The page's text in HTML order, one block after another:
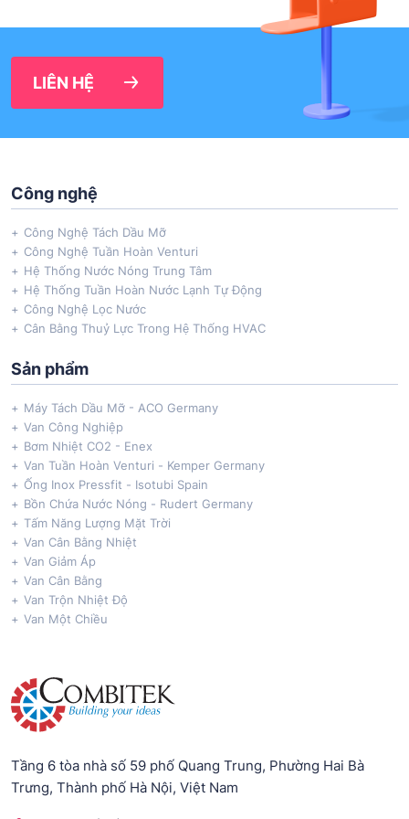
LIÊN HỆ
Công nghệ
Công Nghệ Tách Dầu Mỡ
Công Nghệ Tuần Hoàn Venturi
Hệ Thống Nước Nóng Trung Tâm
Hệ Thống Tuần Hoàn Nước Lạnh Tự Động
Công Nghệ Lọc Nước
Cân Bằng Thuỷ Lực Trong Hệ Thống HVAC
Sản phẩm
Máy Tách Dầu Mỡ - ACO Germany
Van Công Nghiệp
Bơm Nhiệt CO2 - Enex
Van Tuần Hoàn Venturi - Kemper Germany
Ống Inox Pressfit - Isotubi Spain
Bồn Chứa Nước Nóng - Rudert Germany
Tấm Năng Lượng Mặt Trời
Van Cân Bằng Nhiệt
Van Giảm Áp
Van Cân Bằng
Van Trộn Nhiệt Độ
Van Một Chiều
Tầng 6 tòa nhà số 59 phố Quang Trung, Phường Hai Bà
Trưng, Thành phố Hà Nội, Việt Nam